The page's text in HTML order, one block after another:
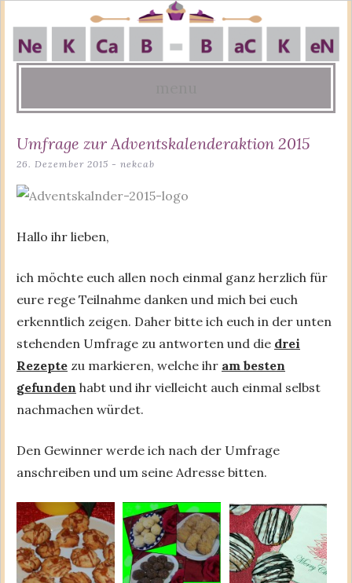
to
Umfrage zur Adventskalenderaktion 2015
26. Dezember 2015 - nekcab
Hallo ihr lieben,
ich möchte euch allen noch einmal ganz herzlich für
eure rege Teilnahme danken und mich bei euch
erkenntlich zeigen. Daher bitte ich euch in der unten
stehenden Umfrage zu antworten und die drei
Rezepte zu markieren, welche ihr am besten
gefunden habt und ihr vielleicht auch einmal selbst
nachmachen würdet.
Den Gewinner werde ich nach der Umfrage
anschreiben und um seine Adresse bitten.